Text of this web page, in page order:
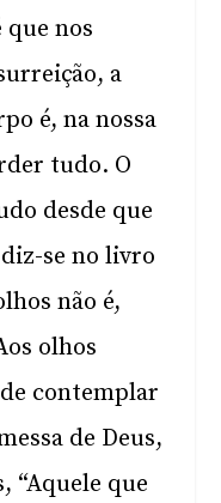
nos
a
é, na nossa
tudo. O
desde que
se no livro
não é,
olhos
contemplar
de Deus,
“Aquele que